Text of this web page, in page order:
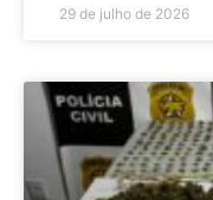
29 de julho de 2026